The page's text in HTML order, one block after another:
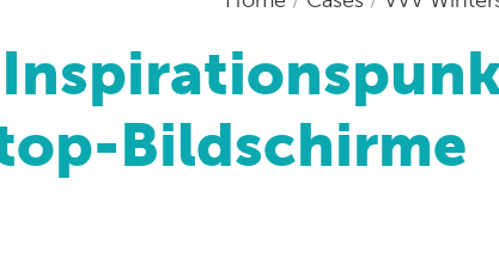
Bildschirme